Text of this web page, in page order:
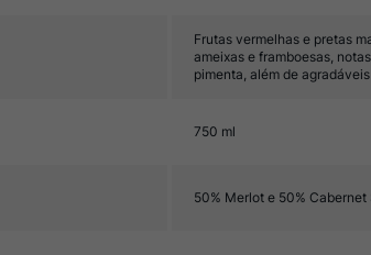
Frutas vermelhas e pretas
ameixas e framboesas,
pimenta, além de
750 ml
50% Merlot e 50% Cabernet